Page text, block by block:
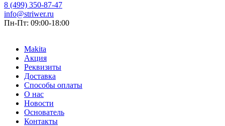
8 (499) 350-87-47
info@striwer.ru
Пн-Пт: 09:00-18:00
Makita
Акция
Реквизиты
Доставка
Способы оплаты
О нас
Новости
Основатель
Контакты